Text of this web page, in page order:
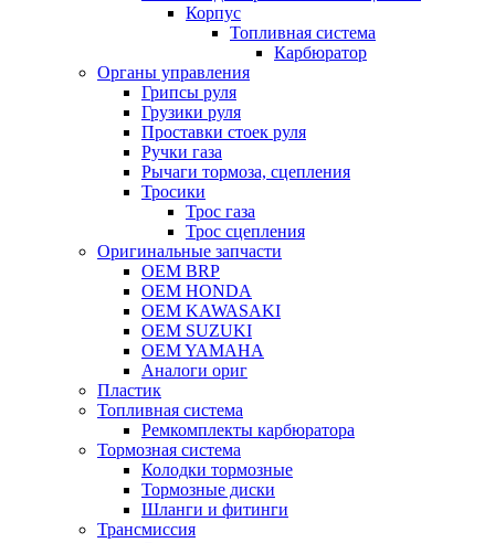
Корпус
Топливная система
Карбюратор
Органы управления
Грипсы руля
Грузики руля
Проставки стоек руля
Ручки газа
Рычаги тормоза, сцепления
Тросики
Трос газа
Трос сцепления
Оригинальные запчасти
OEM BRP
OEM HONDA
OEM KAWASAKI
OEM SUZUKI
OEM YAMAHA
Аналоги ориг
Пластик
Топливная система
Ремкомплекты карбюратора
Тормозная система
Колодки тормозные
Тормозные диски
Шланги и фитинги
Трансмиссия